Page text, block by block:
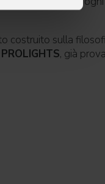
costruito sulla
PROLIGHTS, già